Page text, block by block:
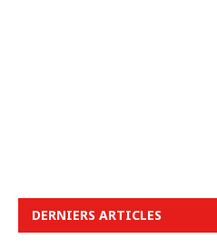
DERNIERS ARTICLES